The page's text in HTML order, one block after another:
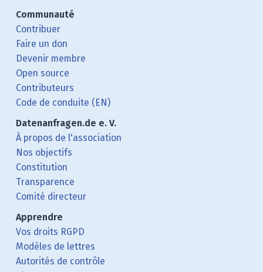
Communauté
Contribuer
Faire un don
Devenir membre
Open source
Contributeurs
Code de conduite (EN)
Datenanfragen.de e. V.
À propos de l'association
Nos objectifs
Constitution
Transparence
Comité directeur
Apprendre
Vos droits RGPD
Modèles de lettres
Autorités de contrôle